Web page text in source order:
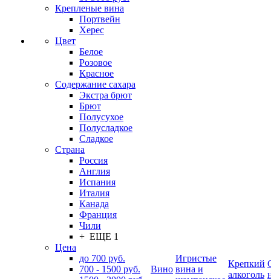
Крепленые вина
Портвейн
Херес
Цвет
Белое
Розовое
Красное
Содержание сахара
Экстра брют
Брют
Полусухое
Полусладкое
Сладкое
Страна
Россия
Англия
Испания
Италия
Канада
Франция
Чили
+ ЕЩЕ 1
Цена
до 700 руб.
700 - 1500 руб.
Вино
Игристые
вина и
Крепкий
алкоголь